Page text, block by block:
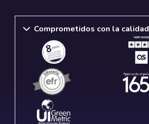
Comprometidos con la calidad